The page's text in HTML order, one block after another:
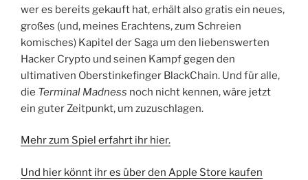
wer es bereits gekauft hat, erhält also gratis ein neues,
großes (und, meines Erachtens, zum Schreien
komisches) Kapitel der Saga um den liebenswerten
Hacker Crypto und seinen Kampf gegen den
ultimativen Oberstinkefinger BlackChain. Und für alle,
die Terminal Madness noch nicht kennen, wäre jetzt
ein guter Zeitpunkt, um zuzuschlagen.
Mehr zum Spiel erfahrt ihr hier.
Und hier könnt ihr es über den Apple Store kaufen